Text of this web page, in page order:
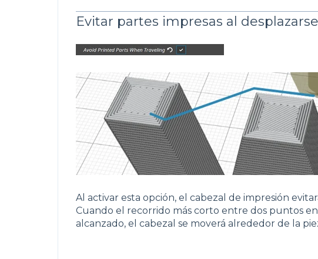
Evitar partes impresas al desplazarse
Al activar esta opción, el cabezal de impresión
Cuando el recorrido más corto entre dos puntos
alcanzado, el cabezal se moverá alrededor de la